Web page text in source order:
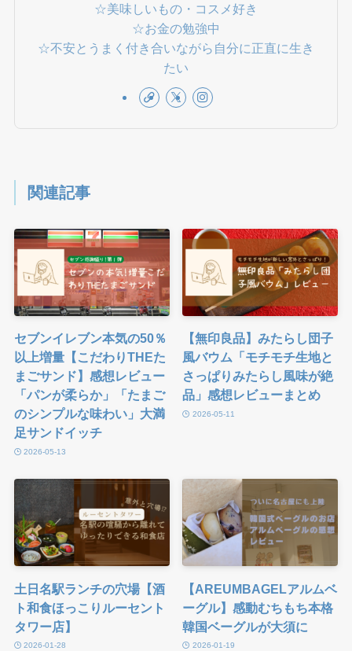
☆美味しいもの・コスメ好き
☆お金の勉強中
☆不安とうまく付き合いながら自分に正直に生き
たい
関連記事
セブンイレブン本気の50％
以上増量【こだわりTHEた
まごサンド】感想レビュー
「パンが柔らか」「たまご
のシンプルな味わい」大満
足サンドイッチ
2026-05-13
【無印良品】みたらし団子
風バウム「モチモチ生地と
さっぱりみたらし風味が絶
品」感想レビューまとめ
2026-05-11
土日名駅ランチの穴場【酒
ト和食ほっこりルーセント
タワー店】
2026-01-28
【AREUMBAGELアルムベ
ーグル】感動むちもち本格
韓国ベーグルが大須に
2026-01-19